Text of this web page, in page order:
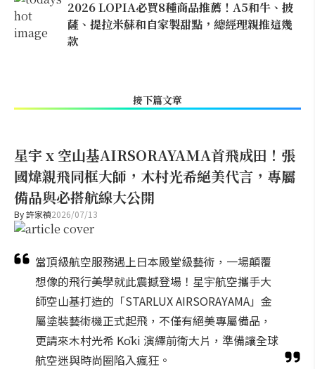
2026 LOPIA必買8種商品推薦！A5和牛、披
薩、提拉米蘇和自家製甜點，總經理親推這幾
款
接下篇文章
星宇 x 空山基AIRSORAYAMA首飛成田！張
國煒親飛同框大師，木村光希絕美代言，專屬
備品與必搭航線大公開
By許家禎2026/07/13
當頂級航空服務遇上日本殿堂級藝術，一場顛覆
想像的飛行美學就此震撼登場！星宇航空攜手大
師空山基打造的「STARLUX AIRSORAYAMA」金
屬塗裝藝術機正式起飛，不僅有絕美專屬備品，
更請來木村光希 Kōki 演繹前衛大片，準備讓全球
航空迷與時尚圈陷入瘋狂。